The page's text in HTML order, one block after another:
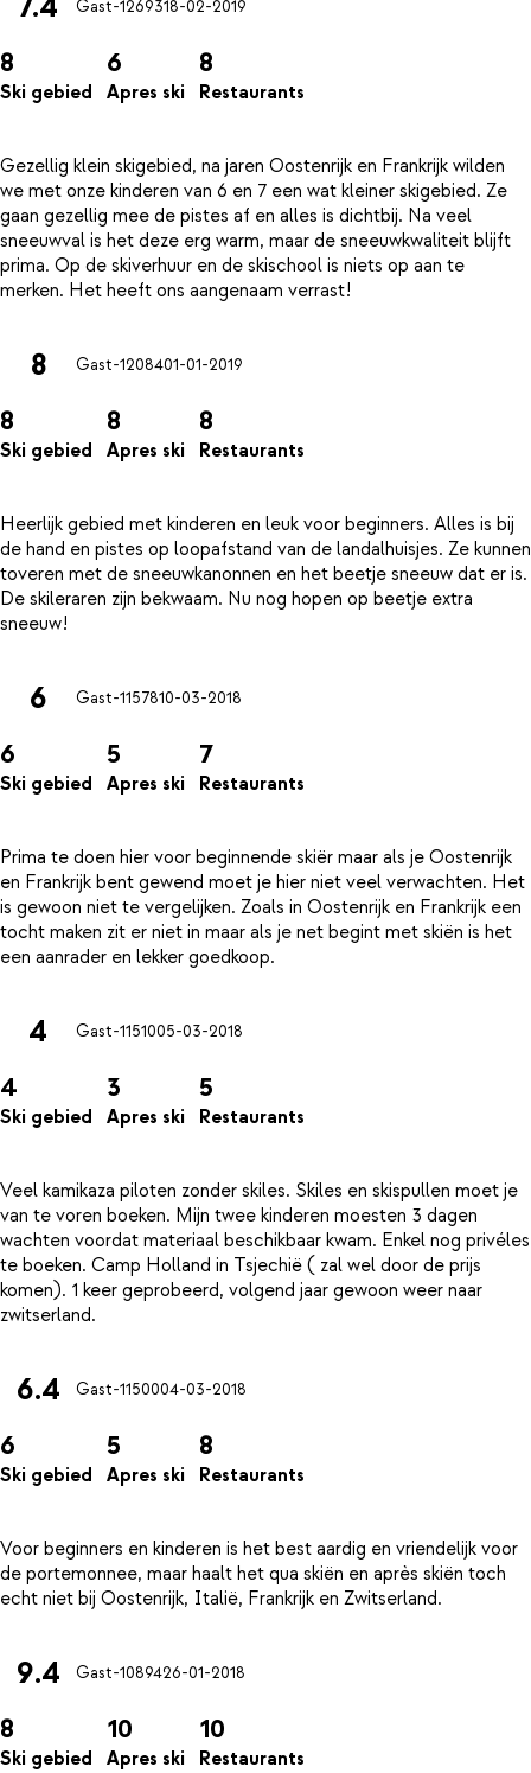
Gast-1269318-02-2019
8
Ski gebied
6
Apres ski
8
Restaurants
Gezellig klein skigebied, na jaren Oostenrijk en Frankrijk wilden
we met onze kinderen van 6 en 7 een wat kleiner skigebied. Ze
gaan gezellig mee de pistes af en alles is dichtbij. Na veel
sneeuwval is het deze erg warm, maar de sneeuwkwaliteit blijft
prima. Op de skiverhuur en de skischool is niets op aan te
8 Gast-1208401-01-2019
8
Ski gebied
8
Apres ski
8
Restaurants
Heerlijk gebied met kinderen en leuk voor beginners. Alles is bij
de hand en pistes op loopafstand van de landalhuisjes. Ze kunnen
toveren met de sneeuwkanonnen en het beetje sneeuw dat er is.
De skileraren zijn bekwaam. Nu nog hopen op beetje extra
6 Gast-1157810-03-2018
6
Ski gebied
5
Apres ski
7
Restaurants
Prima te doen hier voor beginnende skiër maar als je Oostenrijk
en Frankrijk bent gewend moet je hier niet veel verwachten. Het
is gewoon niet te vergelijken. Zoals in Oostenrijk en Frankrijk een
tocht maken zit er niet in maar als je net begint met skiën is het
4 Gast-1151005-03-2018
4
Ski gebied
3
Apres ski
5
Restaurants
Veel kamikaza piloten zonder skiles. Skiles en skispullen moet je
van te voren boeken. Mijn twee kinderen moesten 3 dagen
wachten voordat materiaal beschikbaar kwam. Enkel nog privéles
te boeken. Camp Holland in Tsjechië ( zal wel door de prijs
komen). 1 keer geprobeerd, volgend jaar gewoon weer naar
6.4 Gast-1150004-03-2018
6
Ski gebied
5
Apres ski
8
Restaurants
Voor beginners en kinderen is het best aardig en vriendelijk voor
de portemonnee, maar haalt het qua skiën en après skiën toch
9.4 Gast-1089426-01-2018
8
Ski gebied
10
Apres ski
10
Restaurants